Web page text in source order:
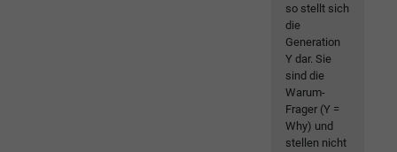
so stellt sich
die
Generation
Y dar. Sie
sind die
Warum-
Frager (Y =
Why) und
stellen nicht